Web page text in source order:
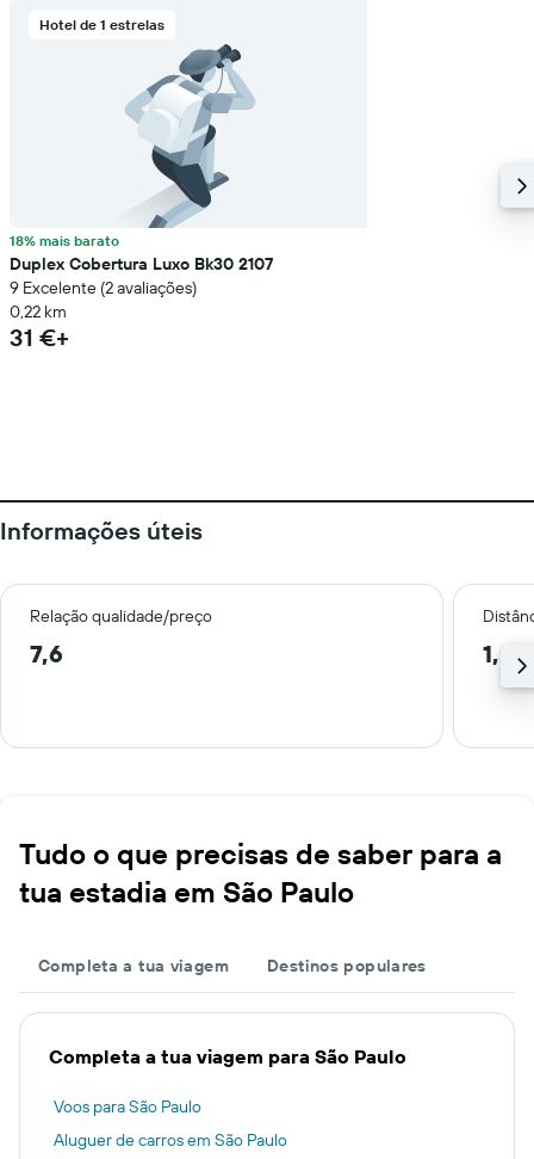
Hotel de 1 estrelas
18% mais barato
Duplex Cobertura Luxo Bk30 2107
9 Excelente (2 avaliações)
0,22 km
31 €+
Informações úteis
Relação qualidade/preço
7,6 1,2
Tudo o que precisas de saber para a
tua estadia em São Paulo
Completa a tua viagem Destinos populares
Completa a tua viagem para São Paulo
Voos para São Paulo
Aluguer de carros em São Paulo